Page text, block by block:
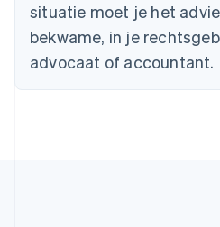
situatie moet je het
bekwame, in je
advocaat of accountant.
Duitsland
DeutschEnglish
Estland
English
Finland